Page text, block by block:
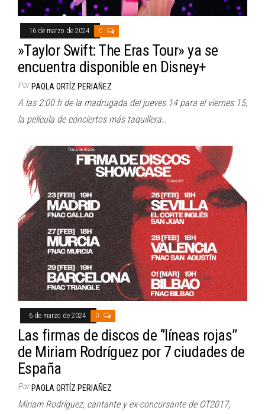
16 de marzo de 2024 0
»Taylor Swift: The Eras Tour» ya se
encuentra disponible en Disney+
Por PAOLA ORTÍZ PERIAÑEZ
A las 2:00 h de la madrugada del jueves 14 para el viernes 15,
la película de conciertos más taquillera…
6 de marzo de 2024 0
Las firmas de discos de ‘’líneas rojas’’
de Miriam Rodríguez por 7 ciudades de
España
Por PAOLA ORTÍZ PERIAÑEZ
Miriam Rodríguez, cantante y ex-concursante de OT2017,